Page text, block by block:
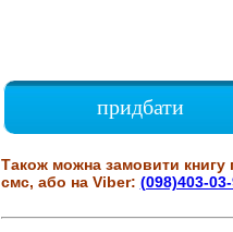
придбати
Також можна замовити книгу
смс, або на Viber: (098)403-